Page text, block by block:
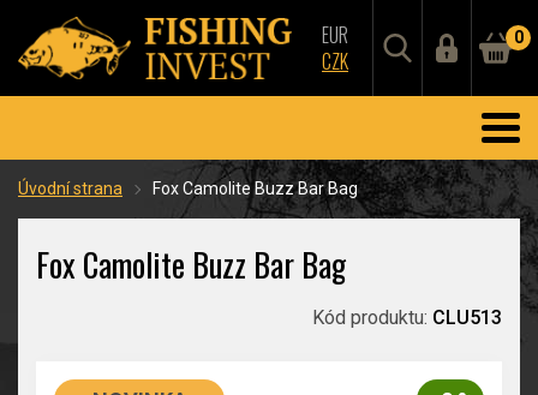
EUR
CZK
0
Úvodní strana Fox Camolite Buzz Bar Bag
Fox Camolite Buzz Bar Bag
Kód produktu: CLU513